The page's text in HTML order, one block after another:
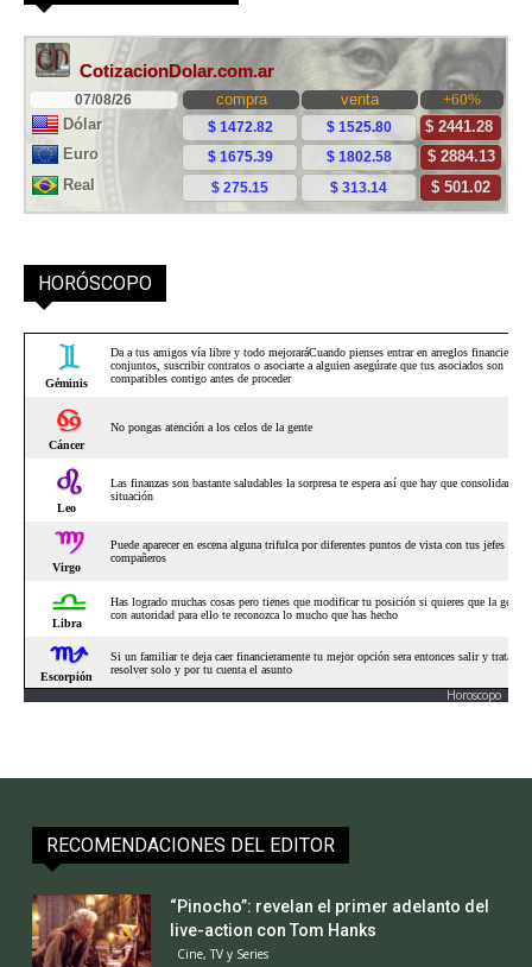
HORÓSCOPO
Horoscopo
RECOMENDACIONES DEL EDITOR
“Pinocho”: revelan el primer adelanto del
live-action con Tom Hanks
Cine, TV y Series